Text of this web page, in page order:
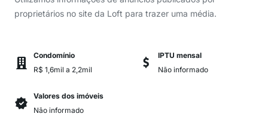
proprietários no site da Loft para trazer uma média.
Condomínio
R$ 1,6mil a 2,2mil
IPTU mensal
Não informado
Valores dos imóveis
Não informado